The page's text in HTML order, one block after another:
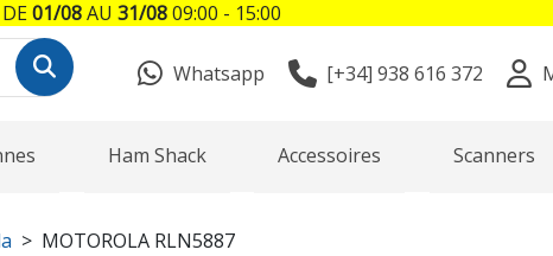
Whatsapp [+34] 938 616 372
Ham Shack Accessoires Scanners
MOTOROLA RLN5887
01/08AU 31/0809:00 - 15:00